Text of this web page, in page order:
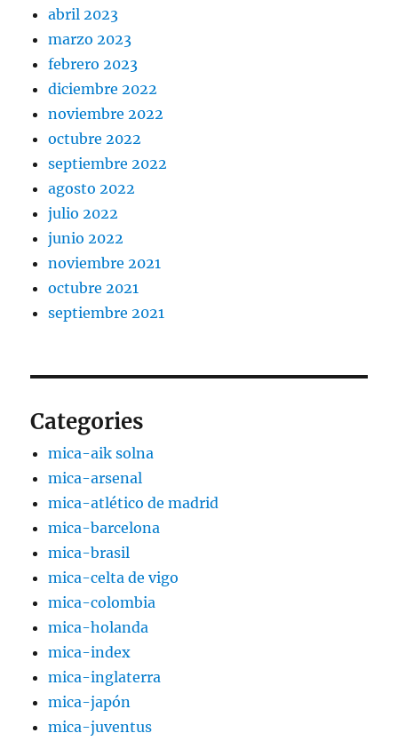
abril 2023
marzo 2023
febrero 2023
diciembre 2022
noviembre 2022
octubre 2022
septiembre 2022
agosto 2022
julio 2022
junio 2022
noviembre 2021
octubre 2021
septiembre 2021
Categories
mica-aik solna
mica-arsenal
mica-atlético de madrid
mica-barcelona
mica-brasil
mica-celta de vigo
mica-colombia
mica-holanda
mica-index
mica-inglaterra
mica-japón
mica-juventus